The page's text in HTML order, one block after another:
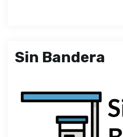
Sin Bandera